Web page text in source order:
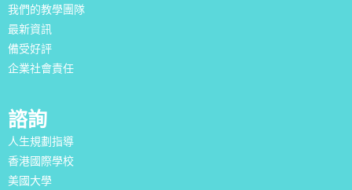
我們的教學團隊
最新資訊
備受好評
企業社會責任
諮詢
人生規劃指導
香港國際學校
美國大學